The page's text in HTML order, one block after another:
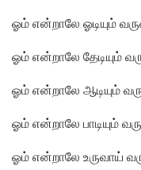
ஓம் என்றாலே ஓடியும்
ஓம் என்றாலே தேடியும்
ஓம் என்றாலே ஆடியும்
ஓம் என்றாலே பாடியும்
ஓம் என்றாலே உருவாய்